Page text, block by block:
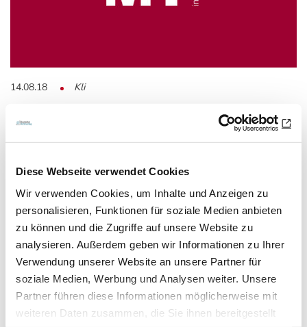
Diese Webseite verwendet Cookies
Wir verwenden Cookies, um Inhalte und Anzeigen zu
personalisieren, Funktionen für soziale Medien anbieten
zu können und die Zugriffe auf unsere Website zu
analysieren. Außerdem geben wir Informationen zu Ihrer
Verwendung unserer Website an unsere Partner für
soziale Medien, Werbung und Analysen weiter. Unsere
Partner führen diese Informationen möglicherweise mit
weiteren Daten zusammen, die Sie ihnen bereitgestellt
14.08.18 Kli
Fachgerechte Therapie von
Schlafstörungen gefordert
Schlafmedizin
Ein- und Durchschlafstörungen betreffen in chronischer
Form etwa 10 % der Bevölkerung in…